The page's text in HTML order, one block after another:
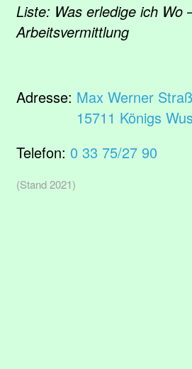
Liste: Was erledige ich Wo
Arbeitsvermittlung
Adresse: Max Werner
15711 Königs
Telefon: 0 33 75/27 90
(Stand 2021)